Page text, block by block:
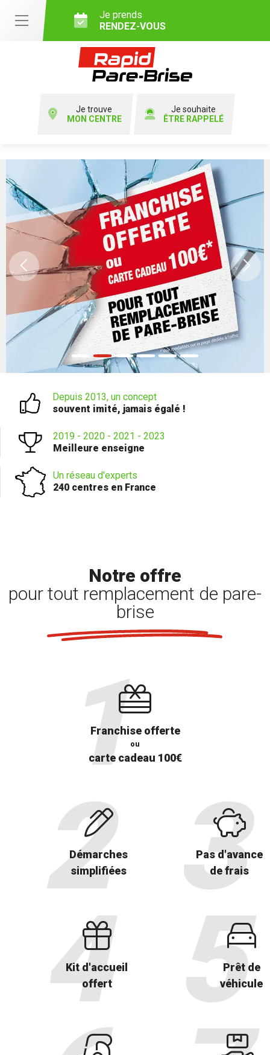
Je prends
RENDEZ-VOUS
Je trouve
MON CENTRE
Je souhaite
ÊTRE RAPPELÉ
Previous
Depuis 2013, un concept
souvent imité, jamais égalé !
2019 - 2020 - 2021 - 2023
Meilleure enseigne
Un réseau d'experts
240 centres en France
Notre offre
pour tout remplacement de pare-
brise
Franchise offerte
ou
carte cadeau 100€
Démarches
simplifiées
Pas d'avance
de frais
Kit d'accueil
offert
Prêt de
véhicule